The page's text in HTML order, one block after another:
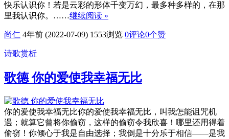
快乐认识你！若是云彩的形体千变万幻，最多种多样的，在那
里我认识你。……继续阅读 »
尚仁 4年前 (2022-07-09) 1553浏览 0评论0个赞
诗歌赏析
歌德 你的爱使我幸福无比
你的爱使我幸福无比你的爱使我幸福无比，叫我怎能诅咒机
遇；就算它曾将你偷窃，这样的偷窃令我欣喜！哪里还用得着
偷窃！你倾心于我是自由选择；我倒是十分乐于相信——是我